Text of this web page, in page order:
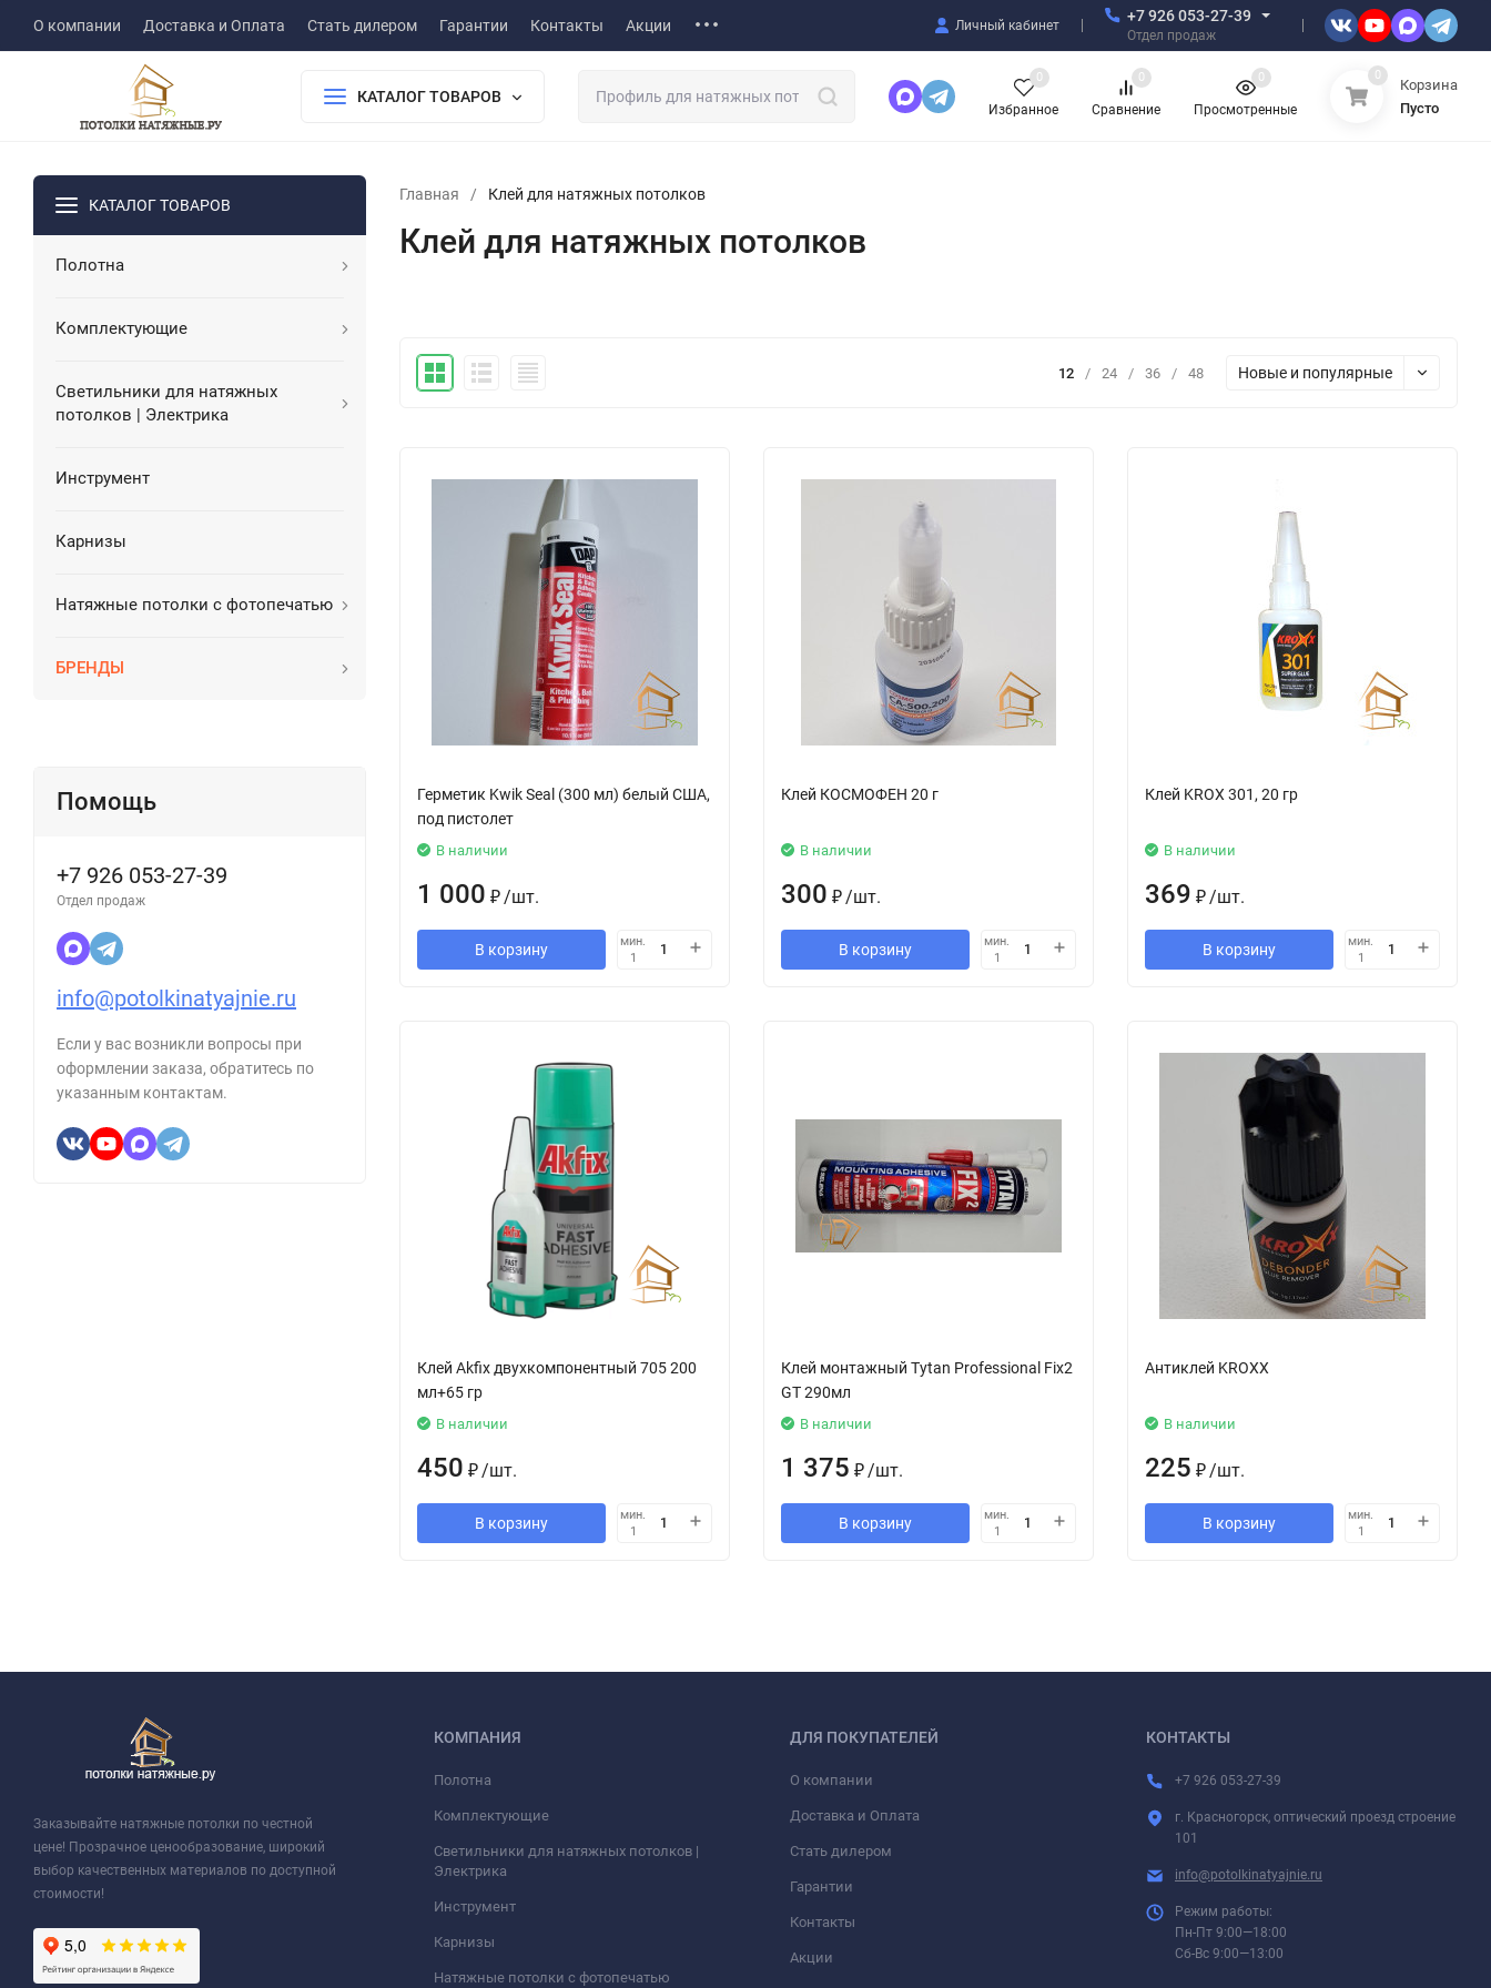
О компании Доставка и Оплата Стать дилером Гарантии Контакты Акции Личный кабинет
+7 926 053-27-39
Отдел продаж
КАТАЛОГ ТОВАРОВ
Избранное
0
Сравнение
0
Просмотренные
0 0
Корзина
Пусто
КАТАЛОГ ТОВАРОВ
Полотна
Комплектующие
Светильники для натяжных
потолков | Электрика
Инструмент
Карнизы
Натяжные потолки с фотопечатью
БРЕНДЫ
Помощь
+7 926 053-27-39
Отдел продаж
info@potolkinatyajnie.ru
Если у вас возникли вопросы при
оформлении заказа, обратитесь по
указанным контактам.
Главная / Клей для натяжных потолков
Клей для натяжных потолков
12 / 24 / 36 / 48 Новые и популярные
Герметик Kwik Seal (300 мл) белый США,
под пистолет
В наличии
1 000 ₽/шт.
В корзину
мин.
1
Клей КОСМОФЕН 20 г
В наличии
300 ₽/шт.
В корзину
мин.
1
Клей KROX 301, 20 гр
В наличии
369 ₽/шт.
В корзину
мин.
1
Клей Аkfix двухкомпонентный 705 200
мл+65 гр
В наличии
450 ₽/шт.
В корзину
мин.
1
Клей монтажный Tytan Professional Fix2
GT 290мл
В наличии
1 375 ₽/шт.
В корзину
мин.
1
Антиклей KROXX
В наличии
225 ₽/шт.
В корзину
мин.
1
Заказывайте натяжные потолки по честной
цене! Прозрачное ценообразование, широкий
выбор качественных материалов по доступной
стоимости!
КОМПАНИЯ
Полотна
Комплектующие
Светильники для натяжных потолков |
Электрика
Инструмент
Карнизы
Натяжные потолки с фотопечатью
ДЛЯ ПОКУПАТЕЛЕЙ
О компании
Доставка и Оплата
Стать дилером
Гарантии
Контакты
Акции
КОНТАКТЫ
+7 926 053-27-39
г. Красногорск, оптический проезд строение
101
info@potolkinatyajnie.ru
Режим работы:
Пн-Пт 9:00—18:00
Сб-Вс 9:00—13:00